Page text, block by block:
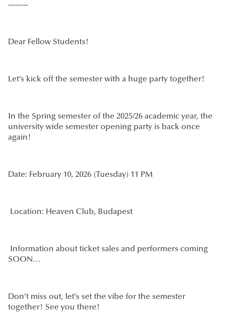
--------
Dear Fellow Students!
Let’s kick off the semester with a huge party together!
In the Spring semester of the 2025/26 academic year, the
university wide semester opening party is back once
again!
Date: February 10, 2026 (Tuesday) 11 PM
Location: Heaven Club, Budapest
Information about ticket sales and performers coming
SOON…
Don’t miss out, let’s set the vibe for the semester
together! See you there!